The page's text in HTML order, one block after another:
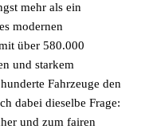
mehr als ein
modernen
über 580.000
und starkem
Fahrzeuge den
dabei dieselbe Frage:
und zum fairen